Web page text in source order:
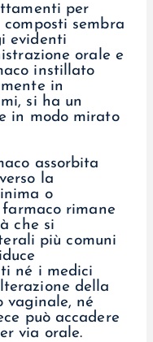
per
sembra
evidenti
orale e
instillato
in
si ha un
in modo mirato
assorbita
la
o
rimane
che si
più comuni
né i medici
della
vaginale, né
può accadere
via orale.